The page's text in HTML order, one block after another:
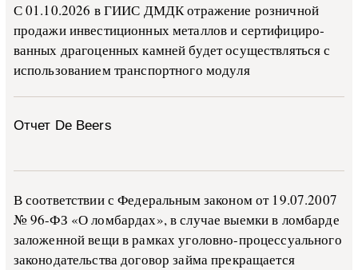
С 01.10.2026 в ГИИС ДМДК от­ра­же­ние роз­ни­ч­ной
про­да­жи ин­ве­сти­ци­он­ных ме­тал­лов и сер­ти­фи­ци­ро­
ван­ных дра­го­цен­ных ка­м­ней бу­дет осу­ще­ств­лять­ся с
ис­поль­зо­ва­ни­ем тран­с­пор­т­но­го мо­ду­ля
Отчет De Beers
В со­о­т­вет­ствии с Фе­де­раль­ным за­ко­ном от 19.07.2007
№ 96-ФЗ «О ло­м­бар­дах», в слу­чае вы­е­м­ки в ло­м­бар­де
за­ло­жен­ной ве­щи в ра­м­ках уго­ло­в­но-­про­цес­су­аль­но­го
за­ко­но­да­тель­ства до­го­вор зай­ма пре­кра­ща­ет­ся